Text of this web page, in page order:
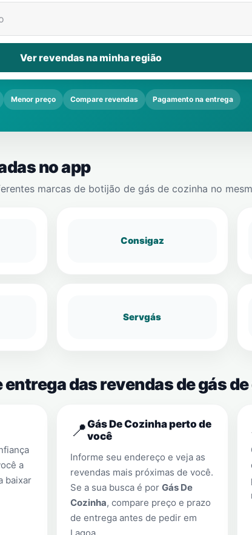
Ver revendas na minha região
Menor preço Compare revendas Pagamento na entrega
no app
marcas de botijão de gás de cozinha no
Consigaz
Servgás
entrega das revendas de gás
a
baixar
📍Gás De Cozinha perto de
você
Informe seu endereço e veja as
revendas mais próximas de você.
Se a sua busca é por Gás De
Cozinha, compare preço e prazo
de entrega antes de pedir em